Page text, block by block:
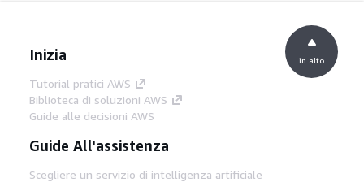
Inizia
Tutorial pratici AWS
Biblioteca di soluzioni AWS
Guide alle decisioni AWS
Guide All'assistenza
Scegliere un servizio di intelligenza artificiale
in alto